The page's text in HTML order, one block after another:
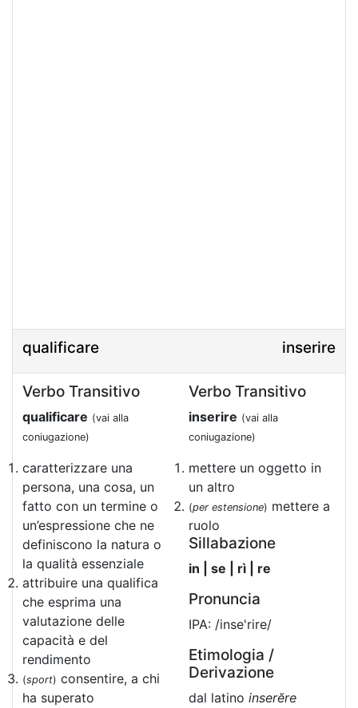
qualificare inserire
Verbo Transitivo
qualificare (vai alla
coniugazione)
caratterizzare una
persona, una cosa, un
fatto con un termine o
un’espressione che ne
definiscono la natura o
la qualità essenziale
attribuire una qualifica
che esprima una
valutazione delle
capacità e del
rendimento
(sport) consentire, a chi
ha superato
Verbo Transitivo
inserire (vai alla
coniugazione)
mettere un oggetto in
un altro
(per estensione) mettere a
ruolo
Sillabazione
in | se | rì | re
Pronuncia
IPA: /inse'rire/
Etimologia /
Derivazione
dal latino inserĕre